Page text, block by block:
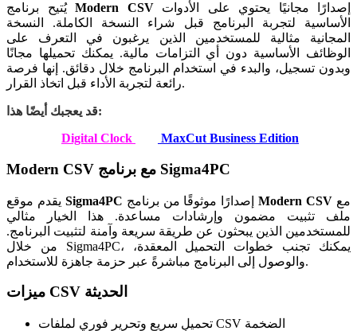
يُتيح برنامج Modern CSVإصدارًا مجانيًا يحتوي على الأدوات
الأساسية لتجربة البرنامج قبل شراء النسخة الكاملة. النسخة
المجانية مثالية للمستخدمين الذين يرغبون في التعرف على
الوظائف الأساسية دون أي التزامات مالية. يمكنك تحميلها مجانًا
وبدون تسجيل، والبدء في استخدام البرنامج خلال دقائق. إنها فرصة
رائعة لتجربة الأداء قبل اتخاذ القرار.
قد يعجبك أيضًا هذا:
Digital Clock
MaxCut Business Edition
Modern CSV مع برنامج Sigma4PC
Sigma4PC إصدارًا موثوقًا من برنامجModern CSV
ملف تثبيت مضمون وإرشادات مساعدة. هذا الخيار مثالي
للمستخدمين الذين يبحثون عن طريقة سريعة وآمنة لتثبيت البرنامج.
من خلال Sigma4PC، يمكنك تجنب خطوات التحميل المعقدة،
والوصول إلى البرنامج مباشرةً عبر حزمة جاهزة للاستخدام.
ميزات CSV الحديثة
تحميل سريع وتحرير فوري لملفات CSV الضخمة